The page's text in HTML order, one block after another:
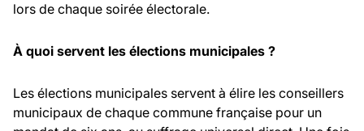
lors de chaque soirée électorale.
À quoi servent les élections municipales ?
Les élections municipales servent à élire les conseillers
municipaux de chaque commune française pour un